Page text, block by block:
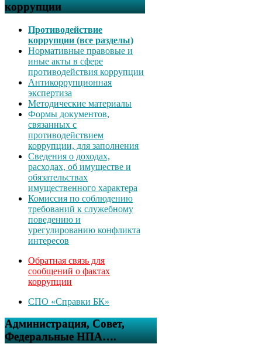
коррупции
Противодействие
коррупции (все разделы)
Нормативные правовые и
иные акты в сфере
противодействия коррупции
Антикоррупционная
экспертиза
Методические материалы
Формы документов,
связанных с
противодействием
коррупции, для заполнения
Сведения о доходах,
расходах, об имуществе и
обязательствах
имущественного характера
Комиссия по соблюдению
требований к служебному
поведению и
урегулированию конфликта
интересов
Обратная связь для
сообщений о фактах
коррупции
СПО «Справки БК»
Администрация, Совет,
Федеральные НПА….